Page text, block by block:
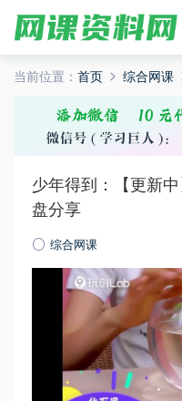
当前位置： 首页 综合网课
少年得到：【更新
盘分享
综合网课